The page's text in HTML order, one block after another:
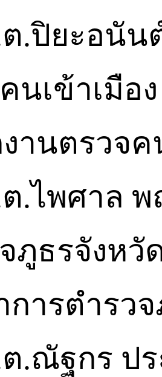
.ปิยะอนัน
นเข้าเมือ
านตรวจค
.ไพศาล
ภูธรจังหวั
ารตำรว
.ณัฐกร ป